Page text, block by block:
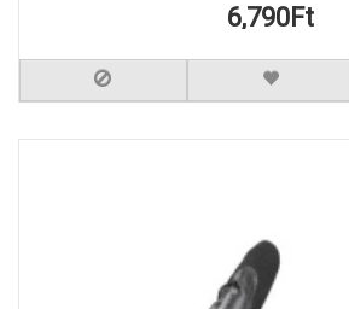
6,790Ft